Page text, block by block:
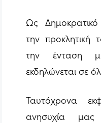
Ως
την προκλητική
την ένταση
εκδηλώνεται σε
Ταυτόχρονα
ανησυχία